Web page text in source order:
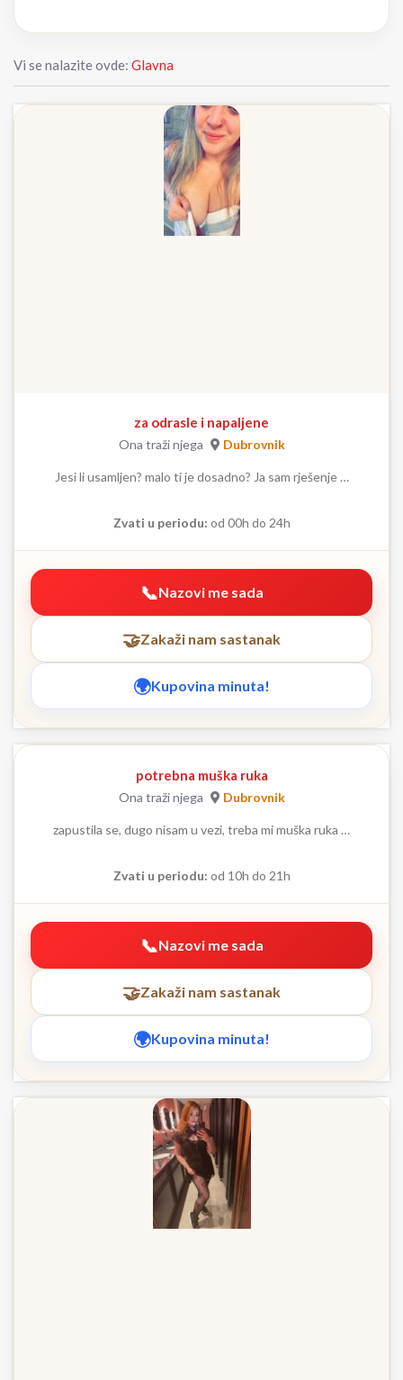
Vi se nalazite ovde: Glavna
za odrasle i napaljene
Ona traži njega Dubrovnik
Jesi li usamljen? malo ti je dosadno? Ja sam rješenje …
Zvati u periodu: od 00h do 24h
Nazovi me sada
Zakaži nam sastanak
Kupovina minuta!
potrebna muška ruka
Ona traži njega Dubrovnik
zapustila se, dugo nisam u vezi, treba mi muška ruka …
Zvati u periodu: od 10h do 21h
Nazovi me sada
Zakaži nam sastanak
Kupovina minuta!